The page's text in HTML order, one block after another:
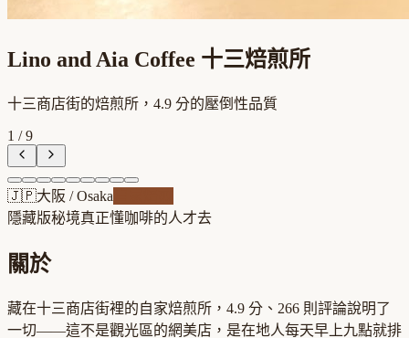
Lino and Aia Coffee 十三焙煎所
十三商店街的焙煎所，4.9 分的壓倒性品質
1 /9
🇯🇵大阪 /Osaka
隱藏版秘境真正懂咖啡的人才去
關於
藏在十三商店街裡的自家焙煎所，4.9 分、266 則評論說明了
一切——這不是觀光區的網美店，是在地人每天早上九點就排